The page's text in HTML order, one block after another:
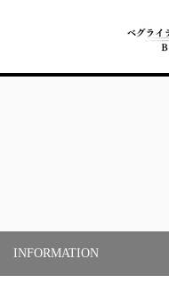
INFORMATION